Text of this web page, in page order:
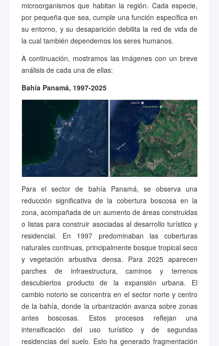
microorganismos que habitan la región. Cada especie,
por pequeña que sea, cumple una función específica en
su entorno, y su desaparición debilita la red de vida de
la cual también dependemos los seres humanos.
A continuación, mostramos las imágenes con un breve
análisis de cada una de ellas:
Bahía Panamá, 1997-2025
Para el sector de bahía Panamá, se observa una
reducción significativa de la cobertura boscosa en la
zona, acompañada de un aumento de áreas construidas
o listas para construir asociadas al desarrollo turístico y
residencial. En 1997 predominaban las coberturas
naturales continuas, principalmente bosque tropical seco
y vegetación arbustiva densa. Para 2025 aparecen
parches de infraestructura, caminos y terrenos
descubiertos producto de la expansión urbana. El
cambio notorio se concentra en el sector norte y centro
de la bahía, donde la urbanización avanza sobre zonas
antes boscosas. Estos procesos reflejan una
intensificación del uso turístico y de segundas
residencias del suelo. Esto ha generado fragmentación